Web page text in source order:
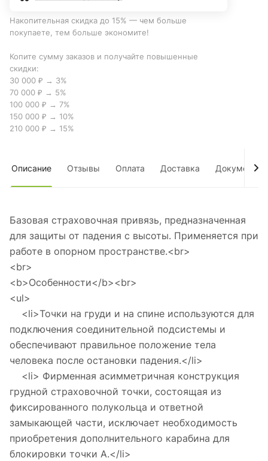
Накопительная скидка до 15% — чем больше
покупаете, тем больше экономите!
Копите сумму заказов и получайте повышенные
скидки:
30 000 ₽ → 3%
70 000 ₽ → 5%
100 000 ₽ → 7%
150 000 ₽ → 10%
210 000 ₽ → 15%
Описание Отзывы Оплата Доставка Документы
Базовая страховочная привязь, предназначенная
для защиты от падения с высоты. Применяется при
работе в опорном пространстве.<br>
<br>
<b>Особенности</b><br>
<ul>
<li>Точки на груди и на спине используются для
подключения соединительной подсистемы и
обеспечивают правильное положение тела
человека после остановки падения.</li>
<li> Фирменная асимметричная конструкция
грудной страховочной точки, состоящая из
фиксированного полукольца и ответной
замыкающей части, исключает необходимость
приобретения дополнительного карабина для
блокировки точки А.</li>